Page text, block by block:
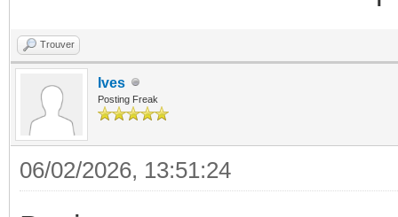
Trouver
Ives
Posting Freak
06/02/2026, 13:51:24